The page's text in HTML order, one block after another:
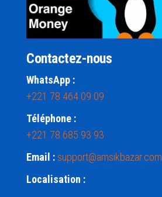
Contactez-nous
WhatsApp :
+221 78 464 09 09
Téléphone :
+221 78 685 93 93
Email : support@amsikbazar.com
Localisation :